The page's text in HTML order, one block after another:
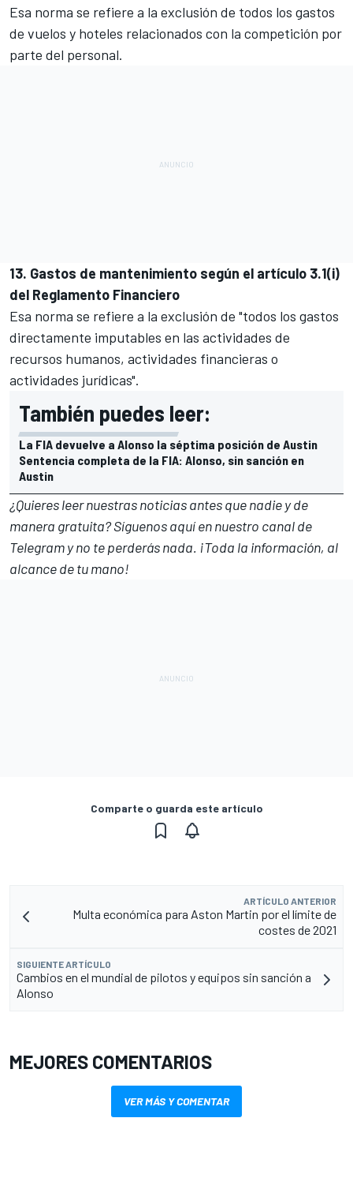
Esa norma se refiere a la exclusión de todos los gastos
de vuelos y hoteles relacionados con la competición por
parte del personal.
13. Gastos de mantenimiento según el artículo 3.1(i)
del Reglamento Financiero
Esa norma se refiere a la exclusión de "todos los gastos
directamente imputables en las actividades de
recursos humanos, actividades financieras o
actividades jurídicas".
También puedes leer:
La FIA devuelve a Alonso la séptima posición de Austin
Sentencia completa de la FIA: Alonso, sin sanción en
Austin
¿Quieres leer nuestras noticias antes que nadie y de
manera gratuita? Síguenosaquí en nuestro canal de
Telegramy no te perderás nada. ¡Toda la información, al
alcance de tu mano!
Comparte o guarda este artículo
ARTÍCULO ANTERIOR
Multa económica para Aston Martin por el límite de
costes de 2021
SIGUIENTE ARTÍCULO
Cambios en el mundial de pilotos y equipos sin sanción a
Alonso
MEJORES COMENTARIOS
VER MÁS Y COMENTAR